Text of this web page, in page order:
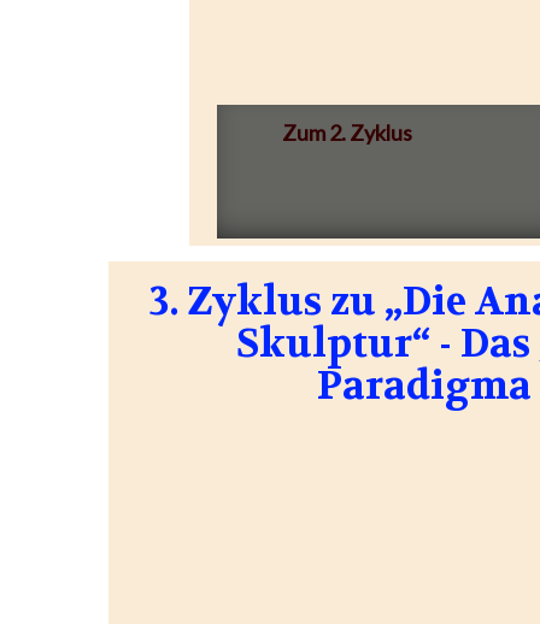
Zum 2. Zyklus
3. Zyklus zu „Die
Skulptur“ - Das
Paradigma